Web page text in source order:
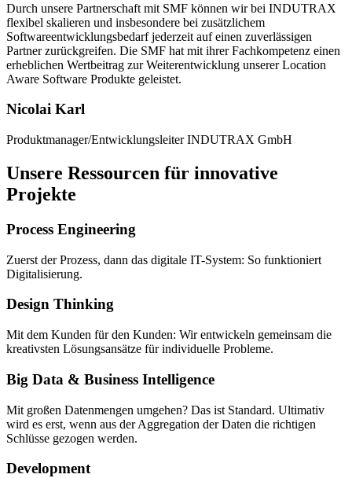
Durch unsere Partnerschaft mit SMF können wir bei INDUTRAX
flexibel skalieren und insbesondere bei zusätzlichem
Softwareentwicklungsbedarf jederzeit auf einen zuverlässigen
Partner zurückgreifen. Die SMF hat mit ihrer Fachkompetenz einen
erheblichen Wertbeitrag zur Weiterentwicklung unserer Location
Aware Software Produkte geleistet.
Nicolai Karl
Produktmanager/Entwicklungsleiter INDUTRAX GmbH
Unsere Ressourcen für innovative
Projekte
Process Engineering
Zuerst der Prozess, dann das digitale IT-System: So funktioniert
Digitalisierung.
Design Thinking
Mit dem Kunden für den Kunden: Wir entwickeln gemeinsam die
kreativsten Lösungsansätze für individuelle Probleme.
Big Data & Business Intelligence
Mit großen Datenmengen umgehen? Das ist Standard. Ultimativ
wird es erst, wenn aus der Aggregation der Daten die richtigen
Schlüsse gezogen werden.
Development